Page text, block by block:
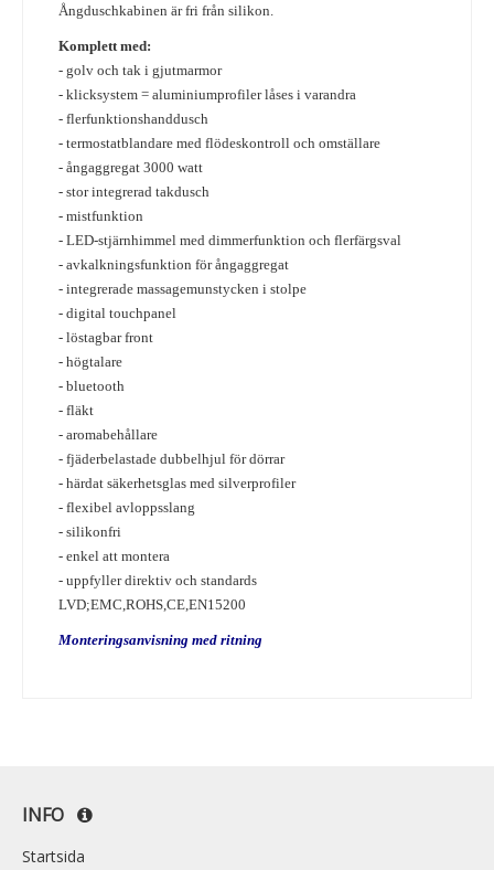
Ångduschkabinen är fri från silikon.
Komplett med:
- golv och tak i gjutmarmor
- klicksystem = aluminiumprofiler låses i varandra
- flerfunktionshanddusch
- termostatblandare med flödeskontroll och omställare
- ångaggregat 3000 watt
- stor integrerad takdusch
- mistfunktion
- LED-stjärnhimmel med dimmerfunktion och flerfärgsval
- avkalkningsfunktion för ångaggregat
- integrerade massagemunstycken i stolpe
- digital touchpanel
- löstagbar front
- högtalare
- bluetooth
- fläkt
- aromabehållare
- fjäderbelastade dubbelhjul för dörrar
- härdat säkerhetsglas med silverprofiler
- flexibel avloppsslang
- silikonfri
- enkel att montera
- uppfyller direktiv och standards
LVD;EMC,ROHS,CE,EN15200
Monteringsanvisning med ritning
INFO
Startsida